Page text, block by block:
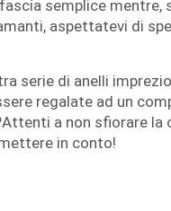
semplice mentre,
aspettatevi di
serie di anelli
regalate ad un
a non sfiorare la
in conto!